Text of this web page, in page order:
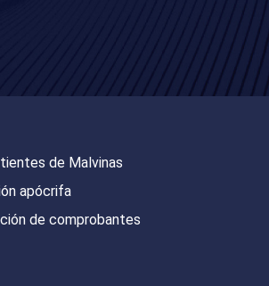
de Malvinas
apócrifa
de comprobantes